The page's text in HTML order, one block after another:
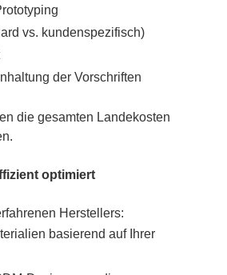
vs. kundenspezifisch)
der Vorschriften
die gesamten Landekosten
optimiert
Herstellers:
basierend auf Ihrer